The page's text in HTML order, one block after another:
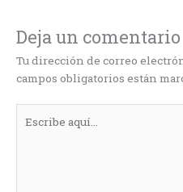
Deja un comentario
Tu dirección de correo
campos obligatorios están
aquí...